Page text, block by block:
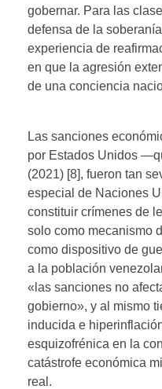
gobernar. Para las
defensa de la
experiencia de
en que la agresión
de una conciencia
Las sanciones
por Estados Unidos
(2021) [8], fueron tan
especial de Naciones
constituir crímenes de
solo como mecanismo
como dispositivo de
a la población
«las sanciones no
gobierno», y al mismo
inducida e
esquizofrénica en la
catástrofe económica
real.